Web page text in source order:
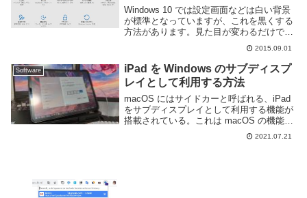
Windows 10 では設定画面などは白い背景
が標準となっていますが、これを黒くする
方法があります。見た目が変わるだけでと
くにメリットは無いですが黒いとカッコ良
いですね。これとかが黒くなります。レジ
ストリをいじるので変更の際には気をつけ
て...
2015.09.01
Software
iPad を Windows のサブディスプ
レイとして利用する方法
macOS にはサイドカーと呼ばれる、iPad
をサブディスプレイとして利用する機能が
搭載されている。これは macOS の機能な
ので当然 Windows では利用できない。し
かし、iPad ユーザーの中には Windows を
2021.07.21